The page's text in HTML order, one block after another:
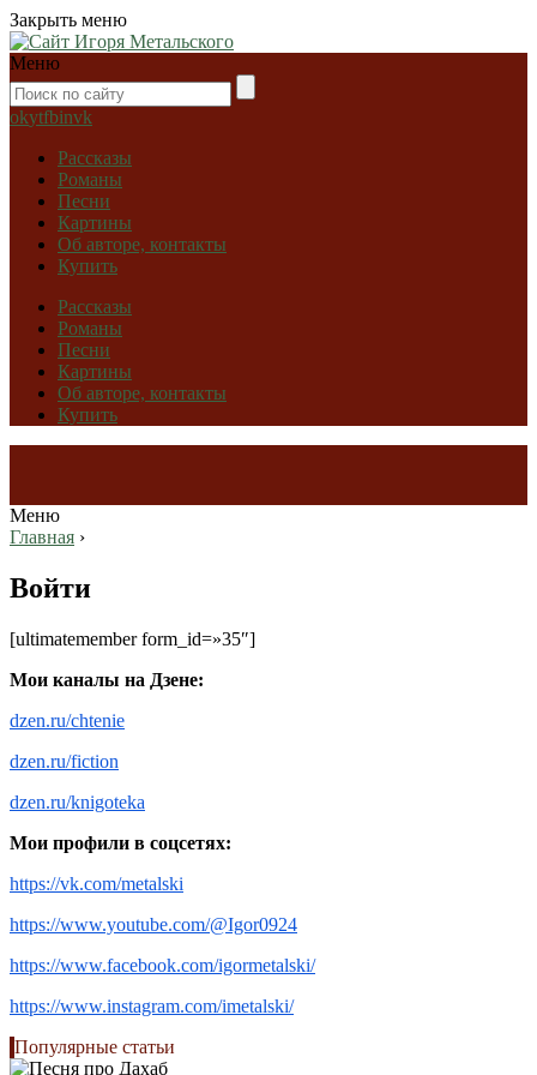
Закрыть меню
Меню
okytfbinvk
Рассказы
Романы
Песни
Картины
Об авторе, контакты
Купить
Рассказы
Романы
Песни
Картины
Об авторе, контакты
Купить
Меню
Главная ›
Войти
[ultimatemember form_id=»35″]
Мои каналы на Дзене:
dzen.ru/chtenie
dzen.ru/fiction
dzen.ru/knigoteka
Мои профили в соцсетях:
https://vk.com/metalski
https://www.youtube.com/@Igor0924
https://www.facebook.com/igormetalski/
https://www.instagram.com/imetalski/
Популярные статьи